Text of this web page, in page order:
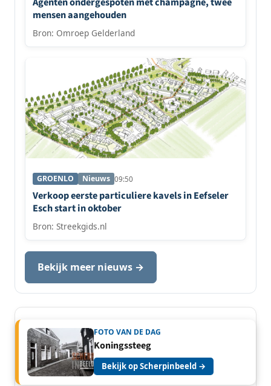
mensen aangehouden
Bron: Omroep Gelderland
GROENLO Nieuws 09:50
Verkoop eerste particuliere kavels in Eefseler
Esch start in oktober
Bron: Streekgids.nl
Bekijk meer nieuws →
FOTO VAN DE DAG
Koningssteeg
Bekijk op Scherpinbeeld →